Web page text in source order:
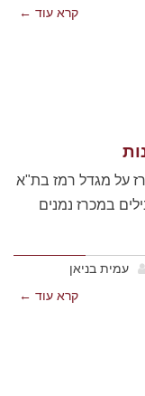
קרא עוד ←
8888 נפתח המכרז על מגדל רמז בת"א
המובילים במכרז נמנים
עמית בניאן
קרא עוד ←